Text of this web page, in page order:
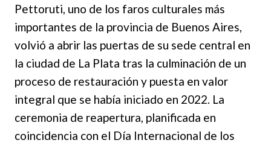
Pettoruti, uno de los faros culturales más
importantes de la provincia de Buenos Aires,
volvió a abrir las puertas de su sede central en
la ciudad de La Plata tras la culminación de un
proceso de restauración y puesta en valor
integral que se había iniciado en 2022. La
ceremonia de reapertura, planificada en
coincidencia con el Día Internacional de los